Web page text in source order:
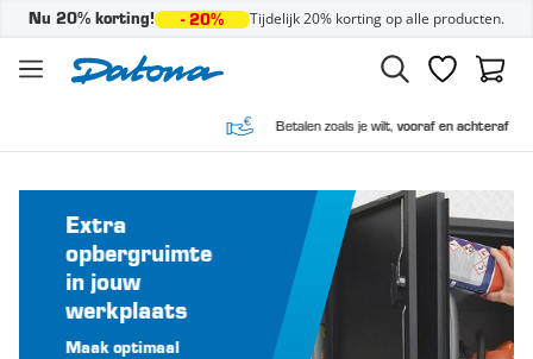
Nu 20% korting! - 20% Tijdelijk 20% korting op alle producten.
Verlanglijst
Betalen zoals je wilt,vooraf en achteraf
Extra
opbergruimte
in jouw
werkplaats
Maak optimaal